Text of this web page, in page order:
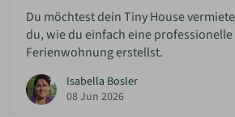
Du möchtest dein Tiny House
du, wie du einfach eine
Ferienwohnung erstellst.
Isabella Bosler
08 Jun 2026